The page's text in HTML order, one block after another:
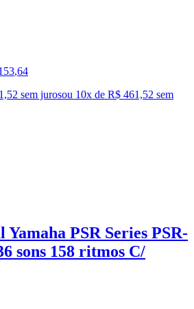
,64
sem jurosou 10x de R$ 461,52 sem
Yamaha PSR Series PSR-
sons 158 ritmos C/